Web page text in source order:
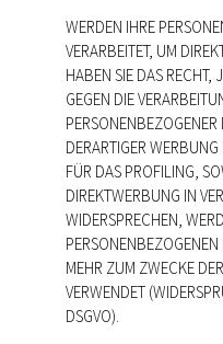
WERDEN IHRE
VERARBEITET, UM
HABEN SIE DAS RECHT,
GEGEN DIE
DERARTIGER
FÜR DAS PROFILING,
DIREKTWERBUNG IN
WIDERSPRECHEN,
MEHR ZUM ZWECKE
VERWENDET
DSGVO).